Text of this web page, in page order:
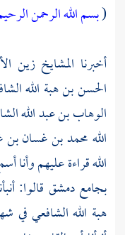
(بسم الله الرحمن
أخبرنا المشايخ زين
الحسن بن هبة الله
الوهاب بن عبد الله
الله محمد بن غسان
الله قراءة عليهم
بجامعدمشق قالوا:
هبة الله الشافعيفي